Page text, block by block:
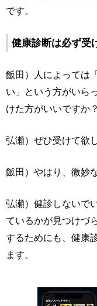
です。
健康診断は必ず受
飯田）人によっては
い」という方がいら
けた方がいいですか？
弘瀬）ぜひ受けて欲
飯田）やはり、微妙
弘瀬）健診しないで
ているかが見つけづ
するためにも、健康
ます。